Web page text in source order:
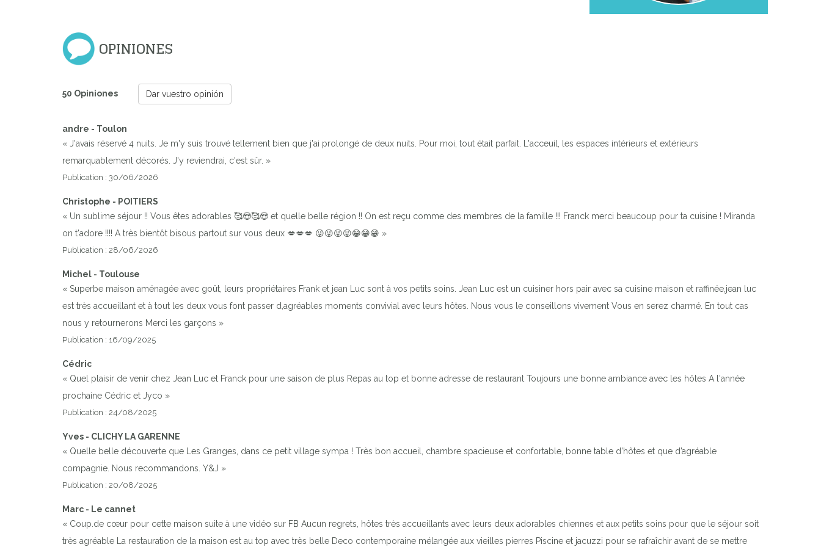
OPINIONES
50 Opiniones Dar vuestro opinión
andre - Toulon
« J'avais réservé 4 nuits. Je m'y suis trouvé tellement bien que j'ai prolongé de deux nuits. Pour moi, tout était parfait. L'acceuil, les espaces intérieurs et extérieurs
remarquablement décorés. J'y reviendrai, c'est sûr. »
Publication : 30/06/2026
Christophe - POITIERS
« Un sublime séjour !! Vous êtes adorables 🥰😍🥰😍 et quelle belle région !! On est reçu comme des membres de la famille !!! Franck merci beaucoup pour ta cuisine ! Miranda
on t'adore !!!! A très bientôt bisous partout sur vous deux 💋💋💋 😜😜😜😜😁😁😁 »
Publication : 28/06/2026
Michel - Toulouse
« Superbe maison aménagée avec goût, leurs propriétaires Frank et jean Luc sont à vos petits soins. Jean Luc est un cuisiner hors pair avec sa cuisine maison et raffinée,jean luc
est très accueillant et à tout les deux vous font passer d,agréables moments convivial avec leurs hôtes. Nous vous le conseillons vivement Vous en serez charmé. En tout cas
nous y retournerons Merci les garçons »
Publication : 16/09/2025
Cédric
« Quel plaisir de venir chez Jean Luc et Franck pour une saison de plus Repas au top et bonne adresse de restaurant Toujours une bonne ambiance avec les hôtes A l'année
prochaine Cédric et Jyco »
Publication : 24/08/2025
Yves - CLICHY LA GARENNE
« Quelle belle découverte que Les Granges, dans ce petit village sympa ! Très bon accueil, chambre spacieuse et confortable, bonne table d’hôtes et que d’agréable
compagnie. Nous recommandons. Y&J »
Publication : 20/08/2025
Marc - Le cannet
« Coup.de cœur pour cette maison suite à une vidéo sur FB Aucun regrets, hôtes très accueillants avec leurs deux adorables chiennes et aux petits soins pour que le séjour soit
très agréable La restauration de la maison est au top avec très belle Deco contemporaine mélangée aux vieilles pierres Piscine et jacuzzi pour se rafraîchir avant de se mettre